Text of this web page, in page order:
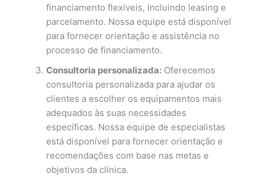
financiamento flexíveis, incluindo leasing e
parcelamento. Nossa equipe está disponível
para fornecer orientação e assistência no
processo de financiamento.
Consultoria personalizada: Oferecemos
consultoria personalizada para ajudar os
clientes a escolher os equipamentos mais
adequados às suas necessidades
específicas. Nossa equipe de especialistas
está disponível para fornecer orientação e
recomendações com base nas metas e
objetivos da clínica.